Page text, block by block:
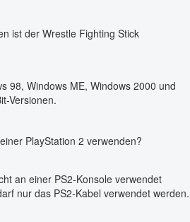
ist der Wrestle Fighting Stick
98, Windows ME, Windows 2000 und
Versionen.
PlayStation 2 verwenden?
an einer PS2-Konsole verwendet
nur das PS2-Kabel verwendet werden.